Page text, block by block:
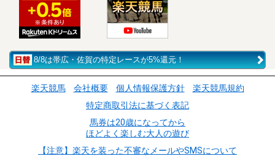
8/8は帯広・佐賀の特定レースが5%還元！
楽天競馬 会社概要 個人情報保護方針
楽天競馬規約
特定商取引法に基づく表記
馬券は20歳になってから
ほどよく楽しむ大人の遊び
【注意】楽天を装った不審なメールやSMSについて